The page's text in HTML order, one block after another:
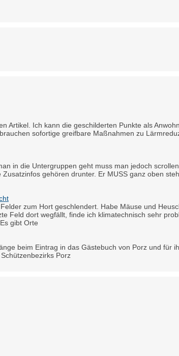
Artikel. Ich kann die geschilderten Punkte als
sofortige greifbare Maßnahmen zu
in die Untergruppen geht muss man jedoch
gehören drunter. Er MUSS ganz oben
zum Hort geschlendert. Habe Mäuse und
Feld dort wegfällt, finde ich klimatechnisch sehr
gibt Orte
beim Eintrag in das Gästebuch von Porz und für
Porz